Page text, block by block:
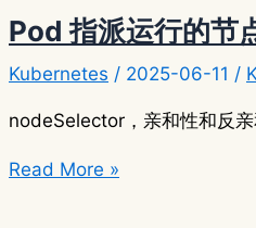
Pod 指派运行的节
Kubernetes / 2025-06-11 /
nodeSelector，亲和性和反
Pod
Read More »